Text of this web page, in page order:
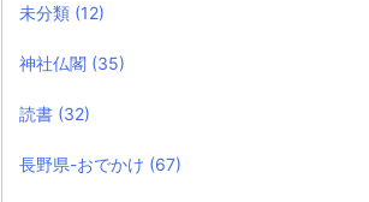
未分類 (12)
神社仏閣 (35)
読書 (32)
長野県-おでかけ (67)